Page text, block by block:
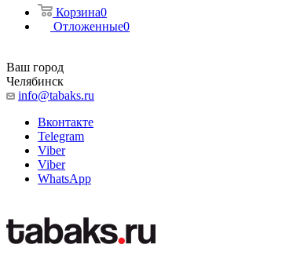
Корзина0
Отложенные0
Ваш город
Челябинск
info@tabaks.ru
Вконтакте
Telegram
Viber
Viber
WhatsApp